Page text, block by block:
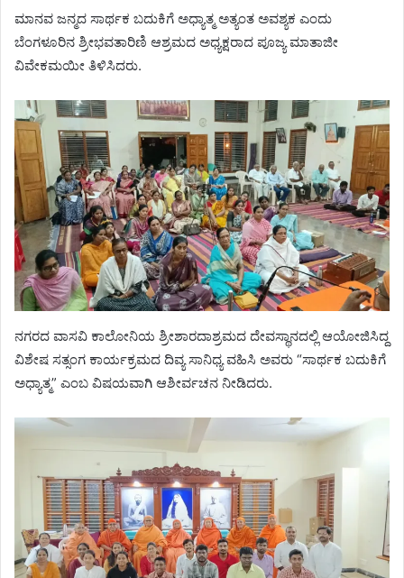
ಮಾನವ ಜನ್ಮದ ಸಾರ್ಥಕ ಬದುಕಿಗೆ ಅಧ್ಯಾತ್ಮ ಅತ್ಯಂತ ಅವಶ್ಯಕ ಎಂದು
ಬೆಂಗಳೂರಿನ ಶ್ರೀಭವತಾರಿಣಿ ಆಶ್ರಮದ ಅಧ್ಯಕ್ಷರಾದ ಪೂಜ್ಯ ಮಾತಾಜೀ
ವಿವೇಕಮಯೀ ತಿಳಿಸಿದರು.
ನಗರದ ವಾಸವಿ ಕಾಲೋನಿಯ ಶ್ರೀಶಾರದಾಶ್ರಮದ ದೇವಸ್ಥಾನದಲ್ಲಿ ಆಯೋಜಿಸಿದ್ದ
ವಿಶೇಷ ಸತ್ಸಂಗ ಕಾರ್ಯಕ್ರಮದ ದಿವ್ಯ ಸಾನಿಧ್ಯ ವಹಿಸಿ ಅವರು “ಸಾರ್ಥಕ ಬದುಕಿಗೆ
ಅಧ್ಯಾತ್ಮ” ಎಂಬ ವಿಷಯವಾಗಿ ಆಶೀರ್ವಚನ ನೀಡಿದರು.